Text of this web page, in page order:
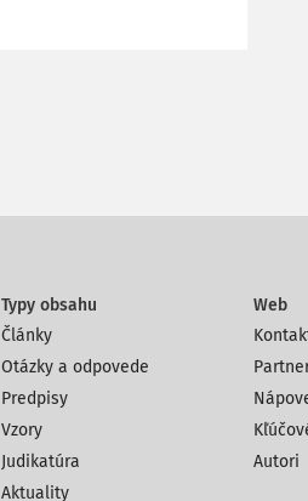
Typy obsahu
Články
Otázky a odpovede
Predpisy
Vzory
Judikatúra
Aktuality
Web
Autori